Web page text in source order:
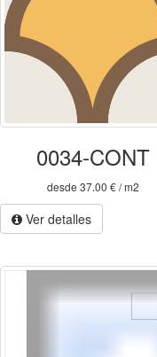
0034-CONT
desde 37.00 € / m2
Ver detalles